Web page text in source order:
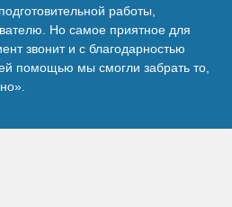
работы,
Но самое приятное для
звонит и с благодарностью
помощью мы смогли забрать то,